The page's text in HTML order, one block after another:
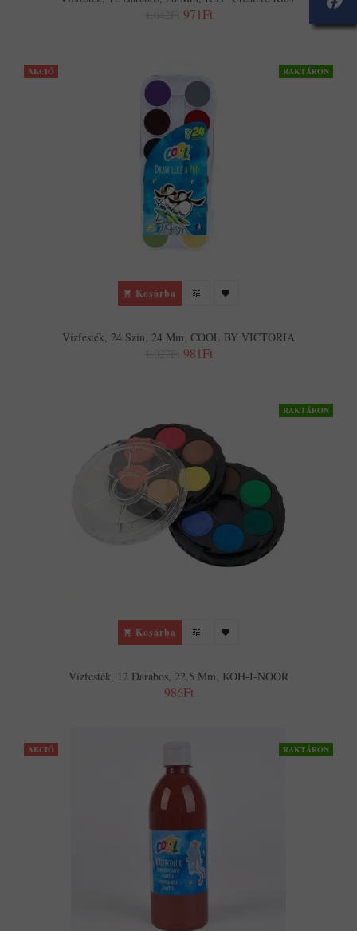
971Ft
AKCIÓ RAKTÁRON
Kosárba
Vízfesték, 24 Szín, 24 Mm, COOL BY VICTORIA
981Ft
RAKTÁRON
Kosárba
Vízfesték, 12 Darabos, 22,5 Mm, KOH-I-NOOR
986Ft
AKCIÓ RAKTÁRON